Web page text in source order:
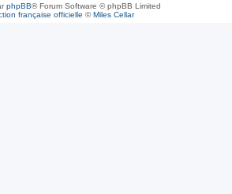
phpBB® Forum Software © phpBB Limited
française officielle ©Miles Cellar